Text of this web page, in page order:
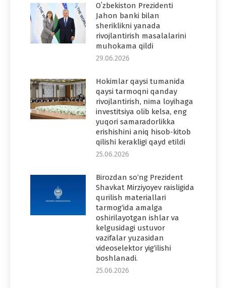
Oʻzbekiston Prezidenti
Jahon banki bilan
sheriklikni yanada
rivojlantirish masalalarini
muhokama qildi
29.06.2026
Hokimlar qaysi tumanida
qaysi tarmoqni qanday
rivojlantirish, nima loyihaga
investitsiya olib kelsa, eng
yuqori samaradorlikka
erishishini aniq hisob-kitob
qilishi kerakligi qayd etildi
25.06.2026
Birozdan so‘ng Prezident
Shavkat Mirziyoyev raisligida
qurilish materiallari
tarmog‘ida amalga
oshirilayotgan ishlar va
kelgusidagi ustuvor
vazifalar yuzasidan
videoselektor yig‘ilishi
boshlanadi.
25.06.2026